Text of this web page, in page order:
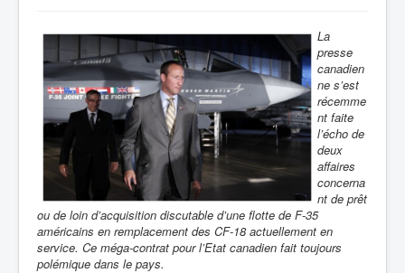
La
presse
canadien
ne s’est
récemme
nt faite
l’écho de
deux
affaires
concerna
nt de prêt
ou de loin d’acquisition discutable d’une flotte de F-35
américains en remplacement des CF-18 actuellement en
service. Ce méga-contrat pour l’Etat canadien fait toujours
polémique dans le pays.